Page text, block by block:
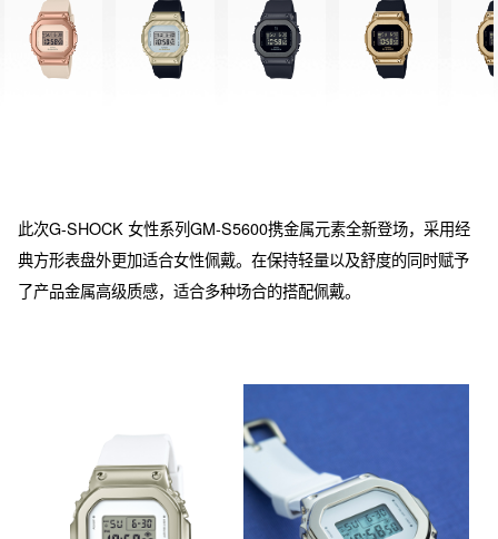
此次G-SHOCK 女性系列GM-S5600携金属元素全新登场，采用经
典方形表盘外更加适合女性佩戴。在保持轻量以及舒度的同时赋予
了产品金属高级质感，适合多种场合的搭配佩戴。